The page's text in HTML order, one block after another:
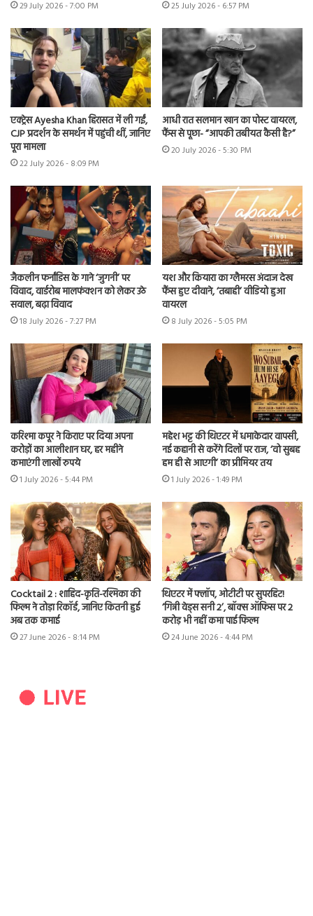
29 July 2026 - 7:00 PM 25 July 2026 - 6:57 PM
एक्ट्रेस Ayesha Khan हिरासत में ली गईं,
CJP प्रदर्शन के समर्थन में पहुंची थीं, जानिए
पूरा मामला
22 July 2026 - 8:09 PM
आधी रात सलमान खान का पोस्ट वायरल,
फैंस से पूछा- “आपकी तबीयत कैसी है?”
20 July 2026 - 5:30 PM
जैकलीन फर्नांडिस के गाने ‘जुगनी’ पर
विवाद, वार्डरोब मालफंक्शन को लेकर उठे
सवाल, बढ़ा विवाद
18 July 2026 - 7:27 PM
यश और कियारा का ग्लैमरस अंदाज देख
फैंस हुए दीवाने, ‘तबाही’ वीडियो हुआ
वायरल
8 July 2026 - 5:05 PM
करिश्मा कपूर ने किराए पर दिया अपना
करोड़ों का आलीशान घर, हर महीने
कमाएंगी लाखों रुपये
1 July 2026 - 5:44 PM
महेश भट्ट की थिएटर में धमाकेदार वापसी,
नई कहानी से करेंगे दिलों पर राज, ‘वो सुबह
हम ही से आएगी’ का प्रीमियर तय
1 July 2026 - 1:49 PM
Cocktail 2 : शाहिद-कृति-रश्मिका की
फिल्म ने तोड़ा रिकॉर्ड, जानिए कितनी हुई
अब तक कमाई
27 June 2026 - 8:14 PM
थिएटर में फ्लॉप, ओटीटी पर सुपरहिट!
‘गिन्नी वेड्स सनी 2’, बॉक्स ऑफिस पर 2
करोड़ भी नहीं कमा पाई फिल्म
24 June 2026 - 4:44 PM